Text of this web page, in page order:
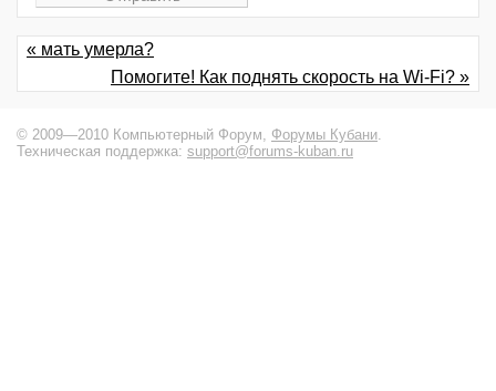
« мать умерла?
Помогите! Как поднять скорость на Wi-Fi? »
© 2009—2010 Компьютерный Форум, Форумы Кубани.
Техническая поддержка: support@forums-kuban.ru